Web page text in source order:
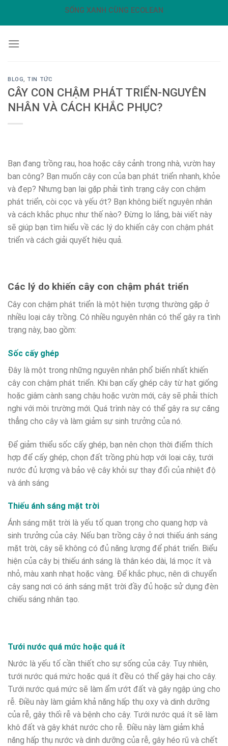
SỐNG XANH CÙNG ECOLEAN
BLOG, TIN TỨC
CÂY CON CHẬM PHÁT TRIỂN-NGUYÊN
NHÂN VÀ CÁCH KHẮC PHỤC?
Bạn đang trồng rau, hoa hoặc cây cảnh trong nhà, vườn hay
ban công? Bạn muốn cây con của bạn phát triển nhanh, khỏe
và đẹp? Nhưng bạn lại gặp phải tình trạng cây con chậm
phát triển, còi cọc và yếu ớt? Bạn không biết nguyên nhân
và cách khắc phục như thế nào? Đừng lo lắng, bài viết này
sẽ giúp bạn tìm hiểu về các lý do khiến cây con chậm phát
triển và cách giải quyết hiệu quả.
Các lý do khiến cây con chậm phát triển
Cây con chậm phát triển là một hiện tượng thường gặp ở
nhiều loại cây trồng. Có nhiều nguyên nhân có thể gây ra tình
trạng này, bao gồm:
Sốc cấy ghép
Đây là một trong những nguyên nhân phổ biến nhất khiến
cây con chậm phát triển. Khi bạn cấy ghép cây từ hạt giống
hoặc giâm cành sang chậu hoặc vườn mới, cây sẽ phải thích
nghi với môi trường mới. Quá trình này có thể gây ra sự căng
thẳng cho cây và làm giảm sự sinh trưởng của nó.
Để giảm thiểu sốc cấy ghép, bạn nên chọn thời điểm thích
hợp để cấy ghép, chọn đất trồng phù hợp với loại cây, tưới
nước đủ lượng và bảo vệ cây khỏi sự thay đổi của nhiệt độ
và ánh sáng
Thiếu ánh sáng mặt trời
Ánh sáng mặt trời là yếu tố quan trọng cho quang hợp và
sinh trưởng của cây. Nếu bạn trồng cây ở nơi thiếu ánh sáng
mặt trời, cây sẽ không có đủ năng lượng để phát triển. Biểu
hiện của cây bị thiếu ánh sáng là thân kéo dài, lá mọc ít và
nhỏ, màu xanh nhạt hoặc vàng. Để khắc phục, nên di chuyển
cây sang nơi có ánh sáng mặt trời đầy đủ hoặc sử dụng đèn
chiếu sáng nhân tạo.
Tưới nước quá mức hoặc quá ít
Nước là yếu tố cần thiết cho sự sống của cây. Tuy nhiên,
tưới nước quá mức hoặc quá ít đều có thể gây hại cho cây.
Tưới nước quá mức sẽ làm ẩm ướt đất và gây ngập úng cho
rễ. Điều này làm giảm khả năng hấp thụ oxy và dinh dưỡng
của rễ, gây thối rễ và bệnh cho cây. Tưới nước quá ít sẽ làm
khô đất và gây khát nước cho rễ. Điều này làm giảm khả
năng hấp thụ nước và dinh dưỡng của rễ, gây héo rũ và chết